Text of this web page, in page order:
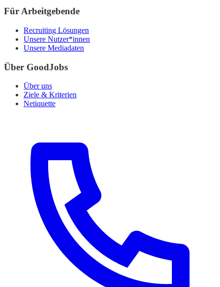
Für Arbeitgebende
Recruiting Lösungen
Unsere Nutzer*innen
Unsere Mediadaten
Über GoodJobs
Über uns
Ziele & Kriterien
Netiquette